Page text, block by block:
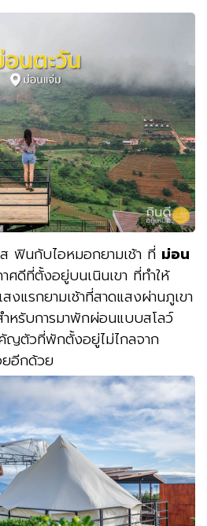
ฟินกับไอหมอกยามเช้า ที่ ม่อน
ดีที่ตั้งอยู่บนเนินเขา ที่ทำให้
แรกยามเช้าที่สาดแสงผ่านภูเขา
หรับการมาพักผ่อนแบบสโลว์
ญตัวที่พักตั้งอยู่ไม่ไกลจาก
ยอีกด้วย